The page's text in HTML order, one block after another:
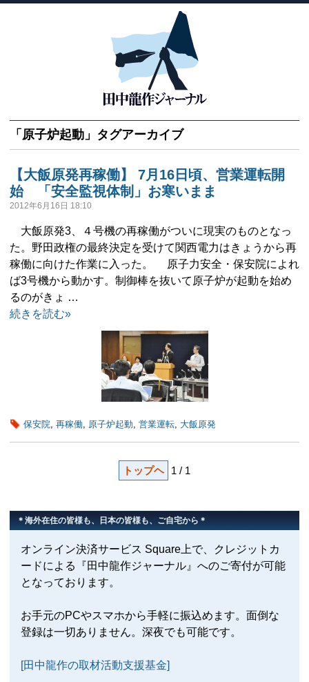
「 原子炉起動 」タグアーカイブ
【大飯原発再稼働】 7月16日頃、営業運転開
始 「安全監視体制」お寒いまま
2012年6月16日 18:10
大飯原発3、４号機の再稼働がついに現実のものとなっ
た。野田政権の最終決定を受けて関西電力はきょうから再
稼働に向けた作業に入った。 原子力安全・保安院によれ
ば3号機から動かす。制御棒を抜いて原子炉が起動を始め
るのがきょ …
続きを読む»
保安院, 再稼働, 原子炉起動, 営業運転, 大飯原発
トップヘ 1 / 1
＊海外在住の皆様も、日本の皆様も、ご自宅から＊
オンライン決済サービス Square上で、クレジットカ
ードによる『田中龍作ジャーナル』へのご寄付が可能
となっております。
お手元のPCやスマホから手軽に振込めます。面倒な
登録は一切ありません。深夜でも可能です。
[田中龍作の取材活動支援基金]